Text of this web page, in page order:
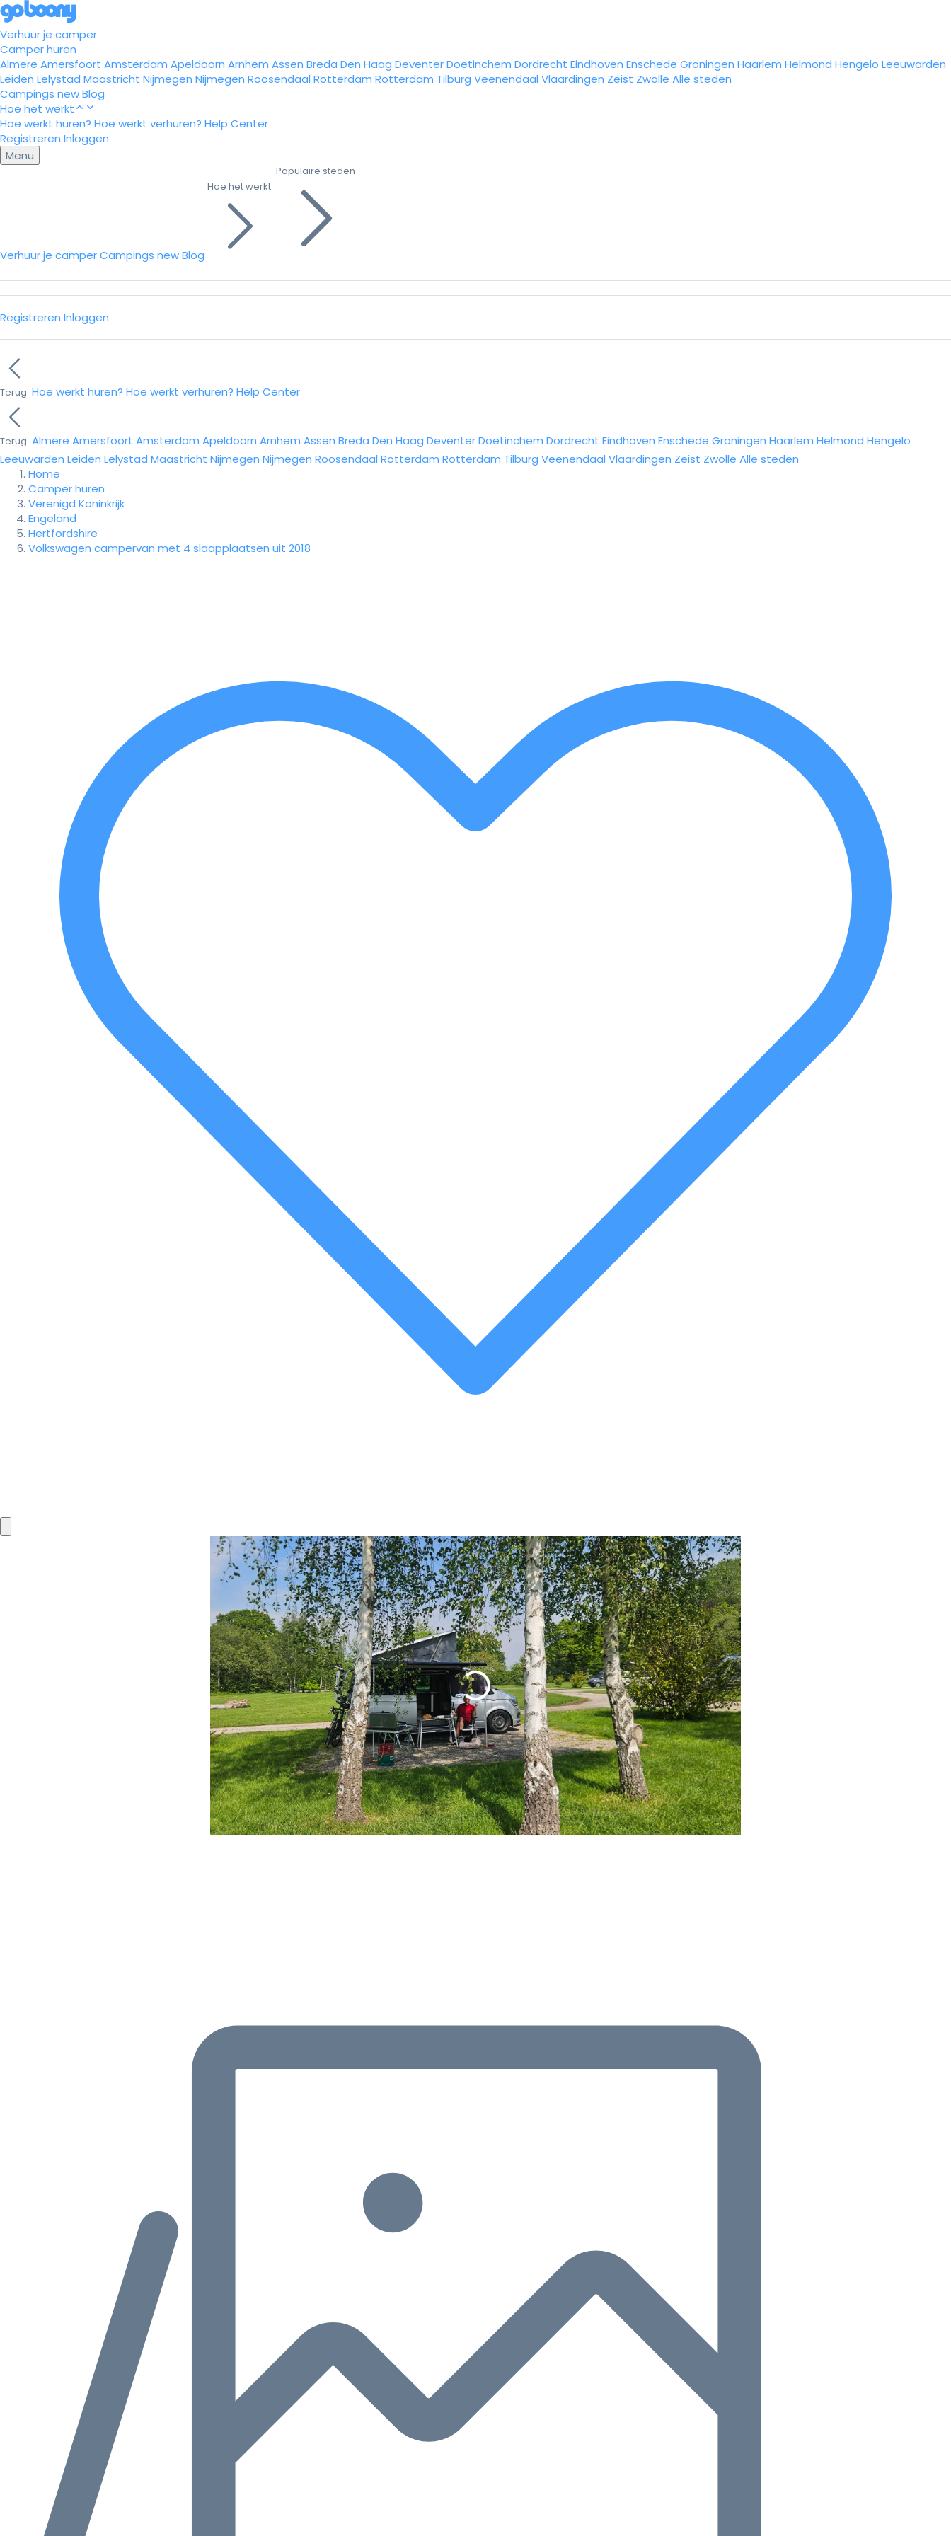
Verhuur je camper
Camper huren
Almere Amersfoort Amsterdam Apeldoorn Arnhem Assen Breda Den Haag DeventerDoetinchem Dordrecht Eindhoven Enschede Groningen Haarlem Helmond Hengelo Leeuwarden
Leiden Lelystad Maastricht Nijmegen Nijmegen Roosendaal Rotterdam Rotterdam Tilburg Veenendaal Vlaardingen Zeist Zwolle Alle steden
Campings newBlog
Hoe het werkt
Hoe werkt huren? Hoe werkt verhuren? Help Center
Registreren Inloggen
Menu
Verhuur je camperCampings newBlog
Hoe het werkt
Populaire steden
Registreren Inloggen
Terug Hoe werkt huren? Hoe werkt verhuren? Help Center
Terug Almere Amersfoort Amsterdam Apeldoorn Arnhem Assen Breda Den Haag DeventerDoetinchem Dordrecht Eindhoven Enschede Groningen Haarlem Helmond Hengelo
Leeuwarden Leiden Lelystad Maastricht Nijmegen Nijmegen Roosendaal Rotterdam Rotterdam Tilburg Veenendaal Vlaardingen Zeist Zwolle Alle steden
Home
Camper huren
Verenigd Koninkrijk
Engeland
Hertfordshire
Volkswagen campervan met 4 slaapplaatsen uit 2018